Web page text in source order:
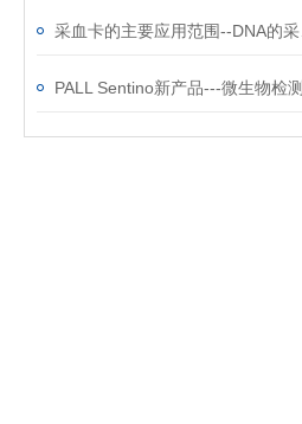
PALL Sentino新产品---微生物检测